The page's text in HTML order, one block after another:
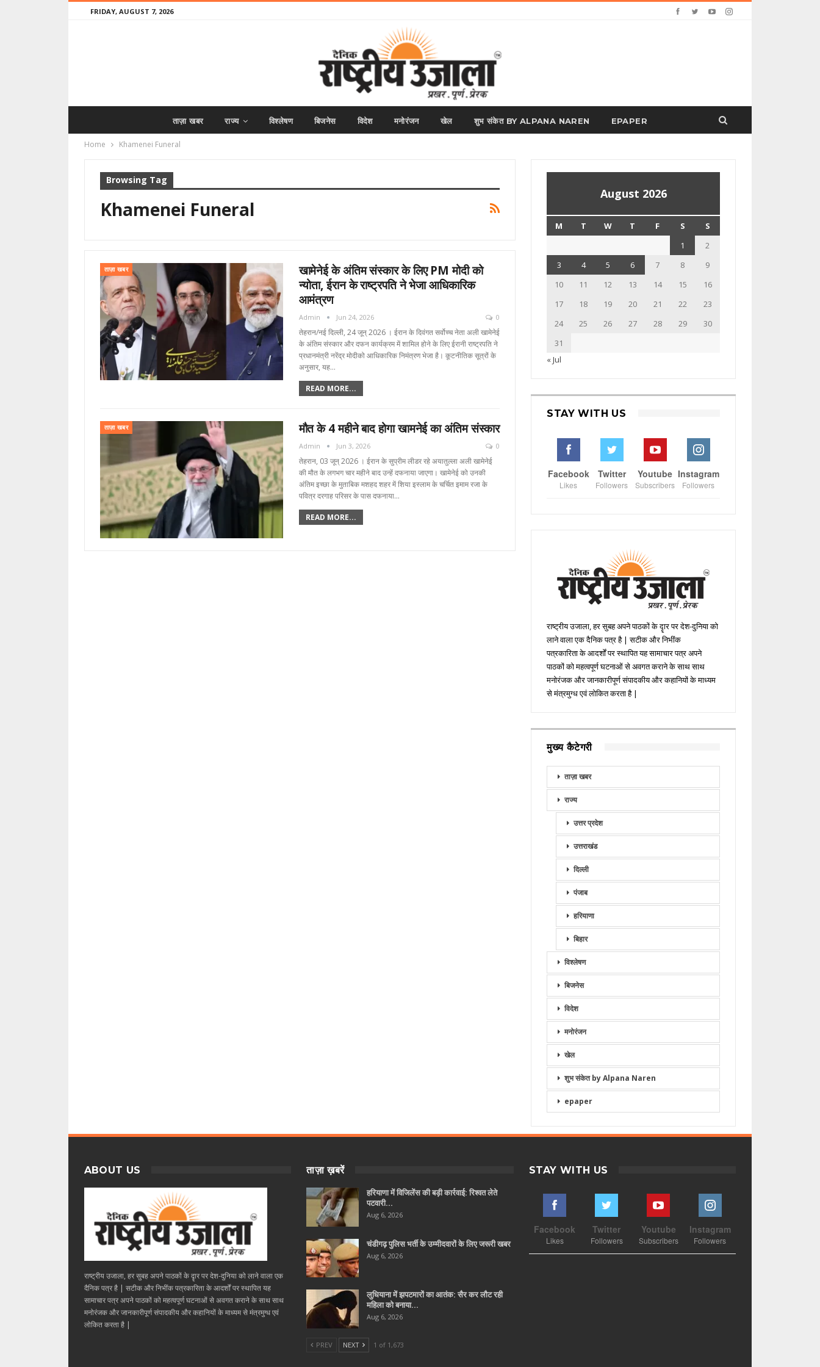
FRIDAY, AUGUST 7, 2026
ताज़ा खबर राज्य विश्लेषण बिजनेस विदेश मनोरंजन खेल शुभ संकेत BY ALPANA NAREN EPAPER
Home Khamenei Funeral
Browsing Tag
Khamenei Funeral
ताज़ा खबर
खामेनेई के अंतिम संस्कार के लिए PM मोदी को
न्योता, ईरान के राष्ट्रपति ने भेजा आधिकारिक
आमंत्रण
Admin Jun 24, 2026 0
तेहरान/नई दिल्ली, 24 जून्‌ 2026 । ईरान के दिवंगत सर्वोच्च नेता अली खामेनेई
के अंतिम संस्कार और दफन कार्यक्रम में शामिल होने के लिए ईरानी राष्ट्रपति ने
प्रधानमंत्री नरेंद्र मोदीको आधिकारिक निमंत्रण भेजा है। कूटनीतिक सूत्रों के
अनुसार, यह…
READ MORE...
ताज़ा खबर मौत के 4 महीने बाद होगा खामनेई का अंतिम संस्कार
Admin Jun 3, 2026 0
तेहरान, 03 जून्‌ 2026 । ईरान के सुप्रीम लीडर रहे अयातुल्ला अली खामेनेई
की मौत के लगभग चार महीने बाद उन्हें दफनाया जाएगा। खामेनेई को उनकी
अंतिम इच्छा के मुताबिक मशहद शहर में शिया इस्लाम के चर्चित इमाम रजा के
पवित्र दरगाह परिसर के पास दफनाया…
READ MORE...
August 2026
M T W T F S
S
1
2
3
4 5 6 7 8
9
10
11 12 13 14 15
16
17
18 19 20 21 22
23
24
25 26 27 28 29
30
31
« Jul
STAY WITH US
Facebook
Likes
Twitter
Followers
Youtube
Subscribers
Instagram
Followers
राष्ट्रीय उजाला, हर सुबह अपने पाठकों के दॄार पर देश-दुनिया को
लाने वाला एक दैनिक पत्र है | सटीक और निभींक
पत्रकारिता के आदर्शों पर स्थापित यह सामाचार पत्र अपने
पाठकों को महत्वपूर्ण घटनाओं से अवगत कराने के साथ साथ
मनोरंजक और जानकारीपूर्ण संपादकीय और कहानियों के माध्यम
से मंत्रमुग्ध एवं लोकित करता है |
मुख्य कैटेगरी
ताज़ा खबर
राज्य
उत्तर प्रदेश
उत्तराखंड
दिल्ली
पंजाब
हरियाणा
बिहार
विश्लेषण
बिजनेस
विदेश
मनोरंजन
खेल
शुभ संकेत by Alpana Naren
epaper
ABOUT US
राष्ट्रीय उजाला, हर सुबह अपने पाठकों के दॄार पर देश-दुनिया को लाने वाला एक
दैनिक पत्र है | सटीक और निभींक पत्रकारिता के आदर्शों पर स्थापित यह
सामाचार पत्र अपने पाठकों को महत्वपूर्ण घटनाओं से अवगत कराने के साथ साथ
मनोरंजक और जानकारीपूर्ण संपादकीय और कहानियों के माध्यम से मंत्रमुग्ध एवं
लोकित करता है |
ताज़ा ख़बरें
हरियाणा में विजिलेंस की बड़ी कार्रवाई: रिश्वत लेते
पटवारी…
Aug 6, 2026
चंडीगढ़ पुलिस भर्ती के उम्मीदवारों के लिए जरूरी खबर
Aug 6, 2026
लुधियाना में झपटमारों का आतंक: सैर कर लौट रही
महिला को बनाया…
Aug 6, 2026
PREV NEXT 1 of 1,673
STAY WITH US
Facebook
Likes
Twitter
Followers
Youtube
Subscribers
Instagram
Followers